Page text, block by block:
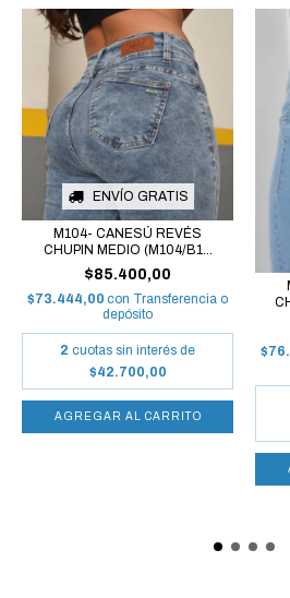
ENVÍO GRATIS
M104- CANESÚ REVÉS
CHUPIN MEDIO (M104/B1...
$85.400,00
$73.444,00 con Transferencia o
depósito
2 cuotas sin interés de
$42.700,00
AGREGAR AL CARRITO